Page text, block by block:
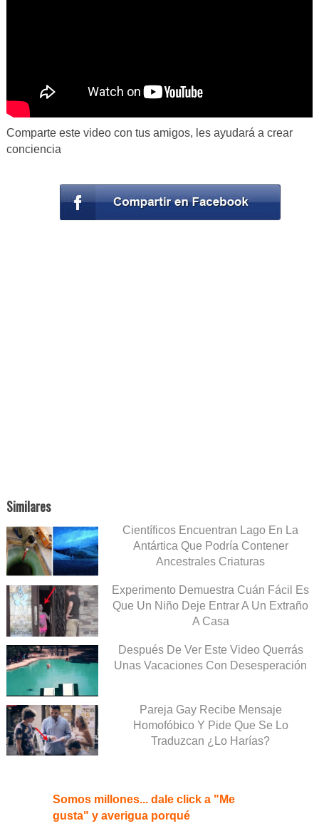
Comparte este video con tus amigos, les ayudará a crear
conciencia
Similares
Científicos Encuentran Lago En La
Antártica Que Podría Contener
Ancestrales Criaturas
Experimento Demuestra Cuán Fácil Es
Que Un Niño Deje Entrar A Un Extraño
A Casa
Después De Ver Este Video Querrás
Unas Vacaciones Con Desesperación
Pareja Gay Recibe Mensaje
Homofóbico Y Pide Que Se Lo
Traduzcan ¿Lo Harías?
Somos millones... dale click a "Me
gusta" y averigua porqué